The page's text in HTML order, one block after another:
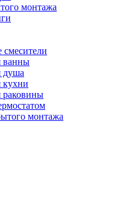
монтажа
смесители
ванны
душа
кухни
раковины
монтажа